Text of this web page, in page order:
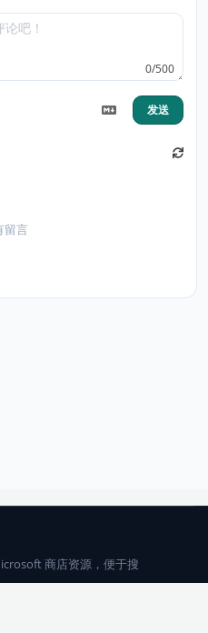
0/500
发送
留言
商店资源，便于搜